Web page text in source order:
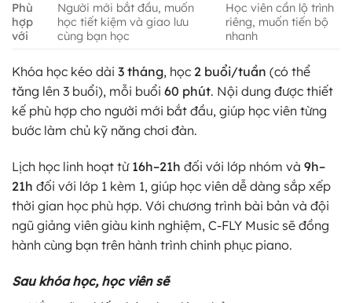
Phù
hợp
với
Người mới bắt đầu, muốn
học tiết kiệm và giao lưu
cùng bạn học
Học viên cần lộ trình
riêng, muốn tiến bộ
nhanh
Khóa học kéo dài 3 tháng, học 2 buổi/tuần (có thể
tăng lên 3 buổi), mỗi buổi 60 phút. Nội dung được thiết
kế phù hợp cho người mới bắt đầu, giúp học viên từng
bước làm chủ kỹ năng chơi đàn.
Lịch học linh hoạt từ 16h–21h đối với lớp nhóm và 9h–
21h đối với lớp 1 kèm 1, giúp học viên dễ dàng sắp xếp
thời gian học phù hợp. Với chương trình bài bản và đội
ngũ giảng viên giàu kinh nghiệm, C-FLY Music sẽ đồng
hành cùng bạn trên hành trình chinh phục piano.
Sau khóa học, học viên sẽ